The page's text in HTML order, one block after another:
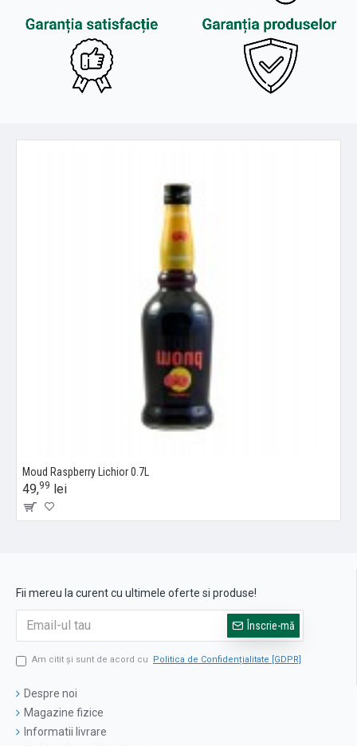
Moud Raspberry Lichior 0.7L
49,99 lei
Fii mereu la curent cu ultimele oferte si produse!
Înscrie-mă
Am citit şi sunt de acord cu Politica de Confidențialitate [GDPR]
Despre noi
Magazine fizice
Informatii livrare